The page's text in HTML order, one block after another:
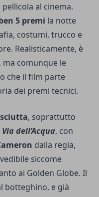
al cinema.
5 premi la notte
costumi, trucco e
Realisticamente, è
, ma comunque le
che il film parte
dei premi tecnici.
, soprattutto
dell’Acqua, con
dalla regia,
siccome
ai Golden Globe. Il
botteghino, e già